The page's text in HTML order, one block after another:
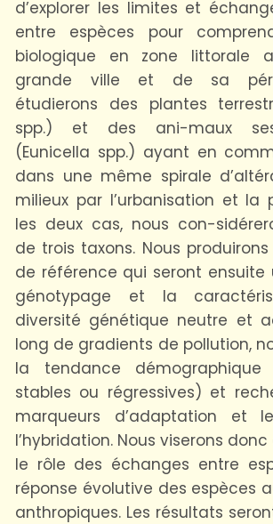
d’explorer les limites et
entre espèces pour
biologique en zone littorale
grande ville et de sa
étudierons des plantes
spp.) et des ani-maux
(Eunicella spp.) ayant en
dans une même spirale
milieux par l’urbanisation et la
les deux cas, nous con-
de trois taxons. Nous
de référence qui seront ensuite
génotypage et la
diversité génétique neutre et
long de gradients de pollution,
la tendance démographique
stables ou régressives) et
marqueurs d’adaptation et
l’hybridation. Nous viserons
le rôle des échanges entre
réponse évolutive des espèces
anthropiques. Les résultats